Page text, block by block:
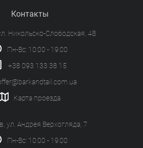
Контакты
Никольско-Слободская, 4В
Пн-Вс: 10:00 - 19:00
+38 093 133 38 15
Карта проезда
ул. Андрея Верхогляда, 7
Пн-Вс: 10:00 - 19:00